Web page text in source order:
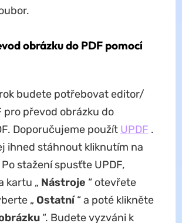
obrázku do PDF pomocí
budete potřebovat editor/
pro převod obrázku do
Doporučujeme použít UPDF .
ihned stáhnout kliknutím na
stažení spusťte UPDF,
kartu „ Nástroje “ otevřete
„ Ostatní“ a poté klikněte
“. Budete vyzváni k